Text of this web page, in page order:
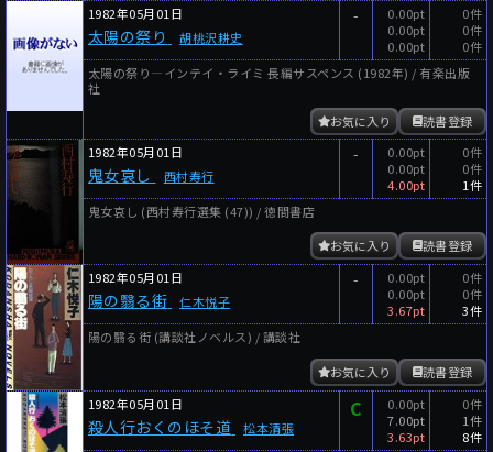
1982年05月01日
太陽の祭り 胡桃沢耕史
-
0.00pt
0.00pt
0.00pt
0件
0件
0件
太陽の祭り―インテイ・ライミ 長編サスペンス (1982年) / 有楽出版
社
読書登録
お気に入り
1982年05月01日
鬼女哀し 西村寿行
-
0.00pt
0.00pt
4.00pt
0件
0件
1件
鬼女哀し (西村寿行選集 (47)) / 徳間書店
読書登録
お気に入り
1982年05月01日
陽の翳る街 仁木悦子
-
0.00pt
0.00pt
3.67pt
0件
0件
3件
陽の翳る街 (講談社ノベルス) / 講談社
読書登録
お気に入り
1982年05月01日
殺人行おくのほそ道 松本清張
C
0.00pt
7.00pt
3.63pt
0件
1件
8件